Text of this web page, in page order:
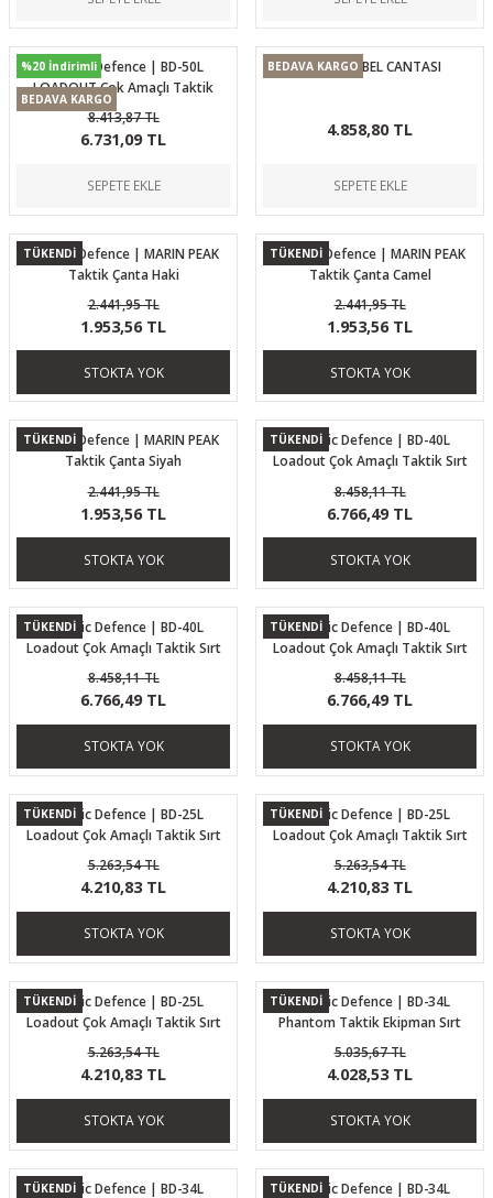
%20 İndirimli
BEDAVA KARGO
Ballistic Defence | BD-50L
LOADOUT Çok Amaçlı Taktik
Çanta Siyah
8.413,87 TL
6.731,09 TL
SEPETE EKLE
BEDAVA KARGO
HAZARD4 BEL CANTASI
4.858,80 TL
SEPETE EKLE
TÜKENDİ
Ballistic Defence | MARIN PEAK
Taktik Çanta Haki
2.441,95 TL
1.953,56 TL
STOKTA YOK
TÜKENDİ
Ballistic Defence | MARIN PEAK
Taktik Çanta Camel
2.441,95 TL
1.953,56 TL
STOKTA YOK
TÜKENDİ
Ballistic Defence | MARIN PEAK
Taktik Çanta Siyah
2.441,95 TL
1.953,56 TL
STOKTA YOK
TÜKENDİ
Ballistic Defence | BD-40L
Loadout Çok Amaçlı Taktik Sırt
8.458,11 TL
6.766,49 TL
STOKTA YOK
TÜKENDİ
Ballistic Defence | BD-40L
Loadout Çok Amaçlı Taktik Sırt
8.458,11 TL
6.766,49 TL
STOKTA YOK
TÜKENDİ
Ballistic Defence | BD-40L
Loadout Çok Amaçlı Taktik Sırt
8.458,11 TL
6.766,49 TL
STOKTA YOK
TÜKENDİ
Ballistic Defence | BD-25L
Loadout Çok Amaçlı Taktik Sırt
5.263,54 TL
4.210,83 TL
STOKTA YOK
TÜKENDİ
Ballistic Defence | BD-25L
Loadout Çok Amaçlı Taktik Sırt
5.263,54 TL
4.210,83 TL
STOKTA YOK
TÜKENDİ
Ballistic Defence | BD-25L
Loadout Çok Amaçlı Taktik Sırt
5.263,54 TL
4.210,83 TL
STOKTA YOK
TÜKENDİ
Ballistic Defence | BD-34L
Phantom Taktik Ekipman Sırt
5.035,67 TL
4.028,53 TL
STOKTA YOK
TÜKENDİ
Ballistic Defence | BD-34L
TÜKENDİ
Ballistic Defence | BD-34L